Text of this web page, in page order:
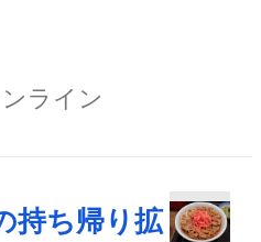
ライン
持ち帰り拡